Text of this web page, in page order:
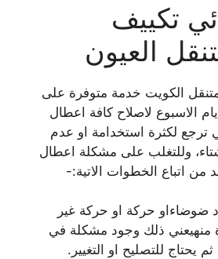
تكييف
العيون
الكويت خدمة متوفرة على
الاسبوع لاصلاح كافة اعطال
ترجع لكثرة استخدامة او عدم
وللتغلب على مشكلة اعطال
من اتباع الخطوات الاتية:-
حركة او حركة غير
منهيعني ذلك وجود مشكلة في
يحتاج للتصليح او التغيير.